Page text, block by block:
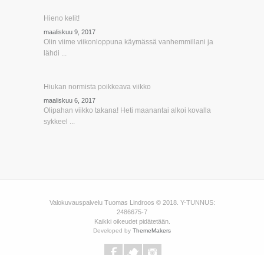
Hieno kelit!
maaliskuu 9, 2017
Olin viime viikonloppuna käymässä vanhemmillani ja
lähdi ...
Hiukan normista poikkeava viikko
maaliskuu 6, 2017
Olipahan viikko takana! Heti maanantai alkoi kovalla
sykkeel ...
Valokuvauspalvelu Tuomas Lindroos © 2018. Y-TUNNUS:
2486675-7
Kaikki oikeudet pidätetään.
Developed by ThemeMakers